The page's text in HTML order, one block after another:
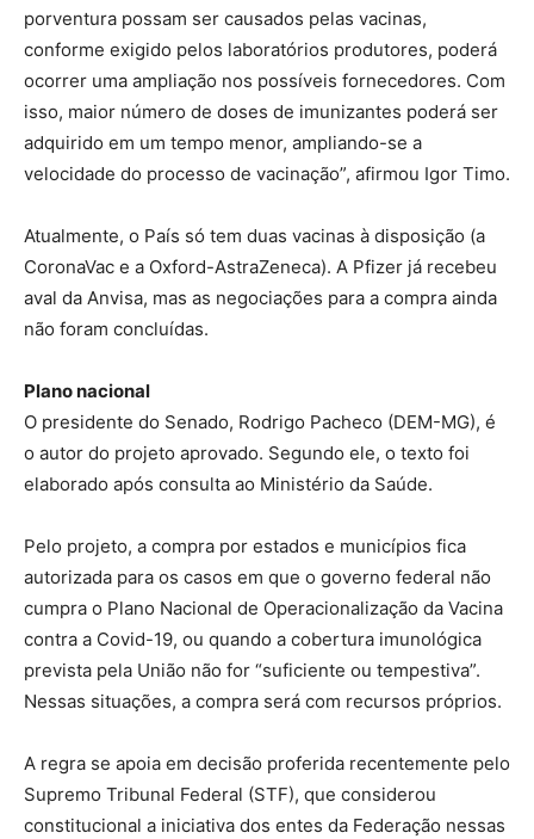
porventura possam ser causados pelas vacinas,
conforme exigido pelos laboratórios produtores, poderá
ocorrer uma ampliação nos possíveis fornecedores. Com
isso, maior número de doses de imunizantes poderá ser
adquirido em um tempo menor, ampliando-se a
velocidade do processo de vacinação”, afirmou Igor Timo.
Atualmente, o País só tem duas vacinas à disposição (a
CoronaVac e a Oxford-AstraZeneca). A Pfizer já recebeu
aval da Anvisa, mas as negociações para a compra ainda
não foram concluídas.
Plano nacional
O presidente do Senado, Rodrigo Pacheco (DEM-MG), é
o autor do projeto aprovado. Segundo ele, o texto foi
elaborado após consulta ao Ministério da Saúde.
Pelo projeto, a compra por estados e municípios fica
autorizada para os casos em que o governo federal não
cumpra o Plano Nacional de Operacionalização da Vacina
contra a Covid-19, ou quando a cobertura imunológica
prevista pela União não for “suficiente ou tempestiva”.
Nessas situações, a compra será com recursos próprios.
A regra se apoia em decisão proferida recentemente pelo
Supremo Tribunal Federal (STF), que considerou
constitucional a iniciativa dos entes da Federação nessas